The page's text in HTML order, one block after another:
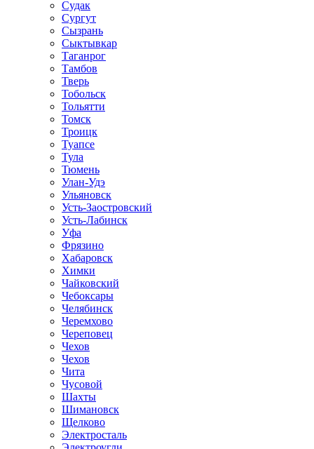
Судак
Сургут
Сызрань
Сыктывкар
Таганрог
Тамбов
Тверь
Тобольск
Тольятти
Томск
Троицк
Туапсе
Тула
Тюмень
Улан-Удэ
Ульяновск
Усть-Заостровский
Усть-Лабинск
Уфа
Фрязино
Хабаровск
Химки
Чайковский
Чебоксары
Челябинск
Черемхово
Череповец
Чехов
Чехов
Чита
Чусовой
Шахты
Шимановск
Щелково
Электросталь